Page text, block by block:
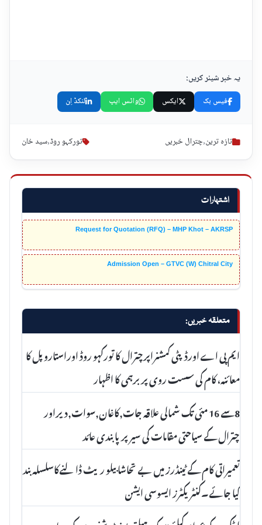
اشتہارات
Request for Quotation (RFQ) – MHP Khot – AKRSP
Admission Open – GTVC (W) Chitral City
متعلقہ خبریں:
ایم پی اے اورڈپٹی کمشنراپرچترال کا تورکہو روڈ اوراستارو پل کا
معائنہ، کام کی سست روی پر برہمی کا اظہار
8سے 16 مئی تک شمالی علاقہ جات,کاغان,سوات,دیراور
چترال کے سیاحتی مقامات کی سیر پرپابندی عائد
تعمیراتی کام کے ٹینڈرز میں بے تحاشا بیلو ریٹ ڈالنےکاسلسلہ بند
کیا جائے۔کنٹریکٹرز ایسوسی ایشن
یہ خبر شیئر کریں:
فیس بک ایکس واٹس ایپ لنکڈ اِن
تازہ ترین,چترال خبریں تورکہو روڈ,سید خان